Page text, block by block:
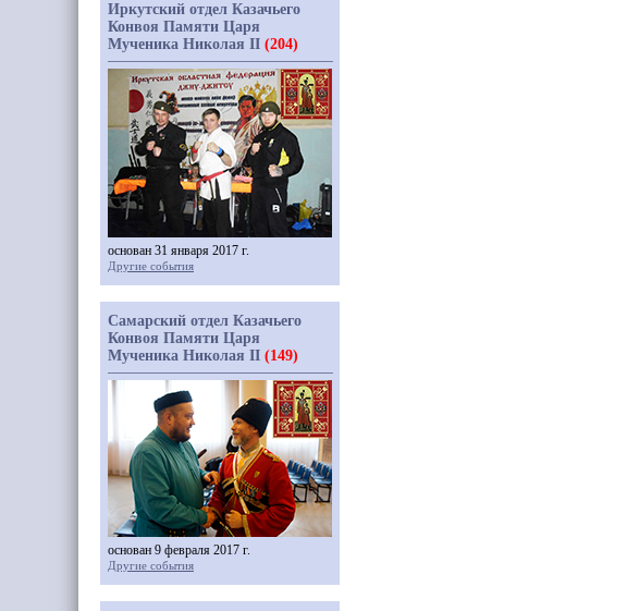
Иркутский отдел Казачьего
Конвоя Памяти Царя
Мученика Николая II (204)
основан 31 января 2017 г.
Другие события
Самарский отдел Казачьего
Конвоя Памяти Царя
Мученика Николая II (149)
основан 9 февраля 2017 г.
Другие события